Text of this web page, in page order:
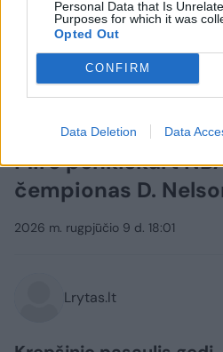
Personal Data that Is
Purposes for which it was
Opted Out
CONFIRM
Data Deletion Data
Sportas Krepšinis
Mirė penkiskart
čempionas D.
2026 m. rugpjūčio 9 d. 18:01
Lrytas.lt